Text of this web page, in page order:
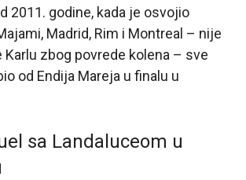
2011. godine, kada je osvojio
Madrid, Rim i Montreal – nije
Karlu zbog povrede kolena – sve
od Endija Mareja u finalu u
sa Landaluceom u